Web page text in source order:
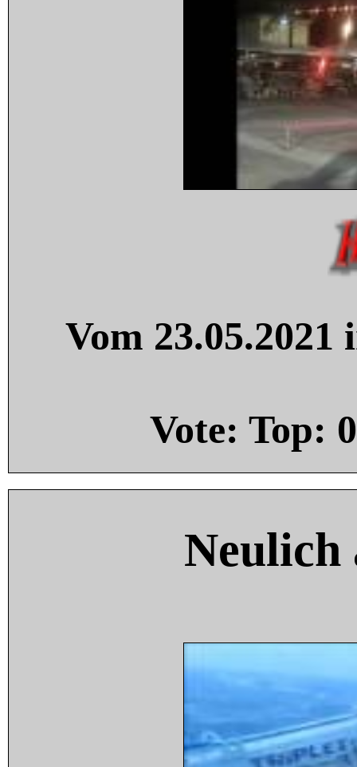
Vom
Vote: Top: 0
Neulich